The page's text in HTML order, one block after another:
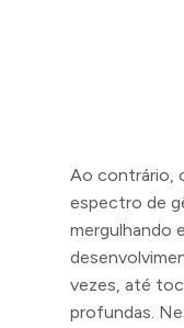
Ao contrário,
espectro de
mergulhando
vezes, até
profundas.